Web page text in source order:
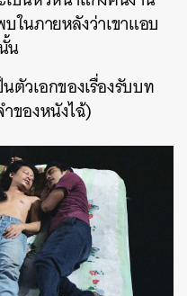
ในภายหลังว่าเขาแอบ
น
วเอกของเรื่องรับบท
ของหนังไฉ้)